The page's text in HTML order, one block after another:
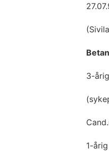
3-
1-